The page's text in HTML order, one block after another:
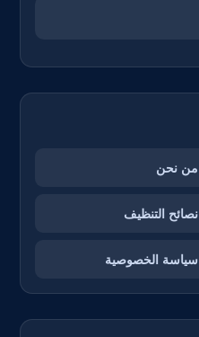
من نحن
نصائح التنظيف
سياسة الخصوصية